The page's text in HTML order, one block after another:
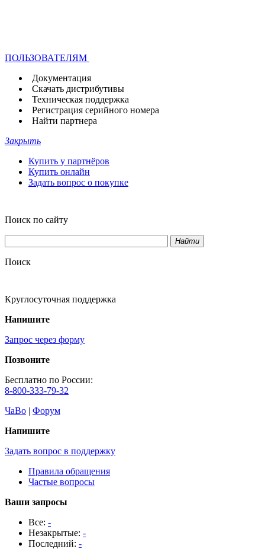
ПОЛЬЗОВАТЕЛЯМ
Документация
Скачать дистрибутивы
Техническая поддержка
Регистрация серийного номера
Найти партнера
Закрыть
Купить у партнёров
Купить онлайн
Задать вопрос о покупке
Поиск по сайту
Найти
Поиск
Круглосуточная поддержка
Напишите
Запрос через форму
Позвоните
Бесплатно по России:
8-800-333-79-32
ЧаВо | Форум
Напишите
Задать вопрос в поддержку
Правила обращения
Частые вопросы
Ваши запросы
Все: -
Незакрытые: -
Последний: -